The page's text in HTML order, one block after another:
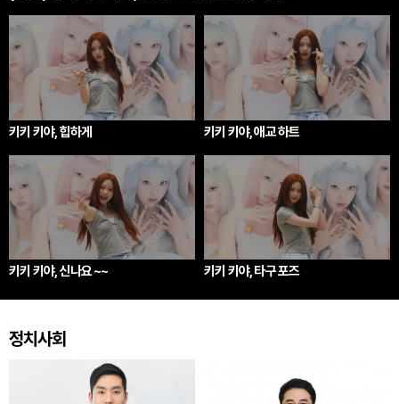
키키 키야, 힙하게 키키 키야, 애교 하트
키키 키야, 신나요 ~~ 키키 키야, 타구 포즈
정치사회